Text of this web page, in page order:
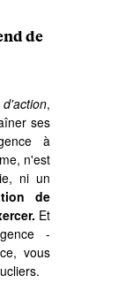
de
d'action,
ses
à
n'est
ni un
de
Et
-
vous